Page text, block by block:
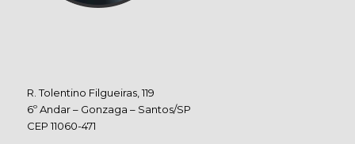
R. Tolentino Filgueiras, 119
6º Andar – Gonzaga – Santos/SP
CEP 11060-471